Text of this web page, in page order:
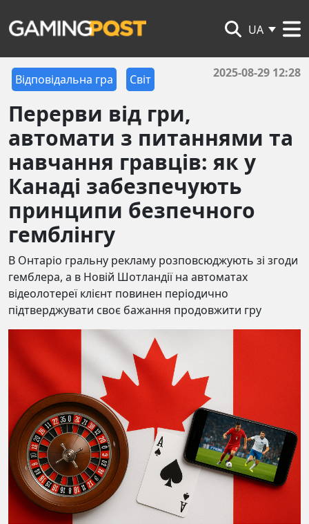
UA
Відповідальна гра Світ 2025-08-29 12:28
Перерви від гри,
автомати з питаннями та
навчання гравців: як у
Канаді забезпечують
принципи безпечного
гемблінгу
В Онтаріо гральну рекламу розповсюджують зі згоди
гемблера, а в Новій Шотландії на автоматах
відеолотереї клієнт повинен періодично
підтверджувати своє бажання продовжити гру